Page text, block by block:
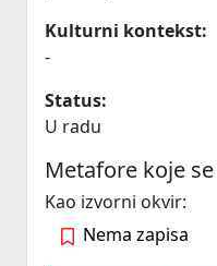
Kulturni kontekst:
-
Status:
U radu
Metafore koje
Kao izvorni okvir:
Nema zapisa